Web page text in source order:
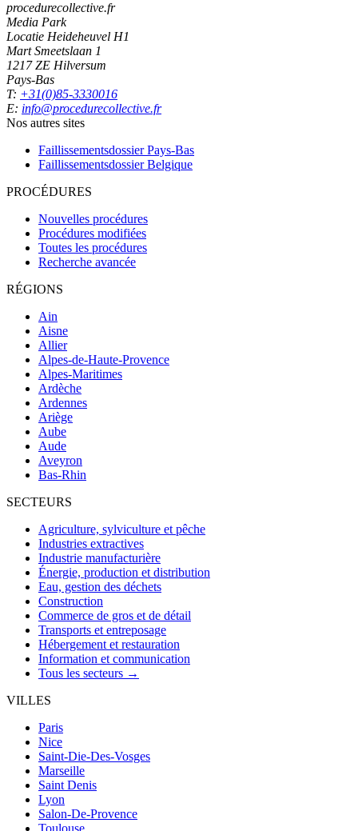
procedurecollective.fr
Media Park
Locatie Heideheuvel H1
Mart Smeetslaan 1
1217 ZE Hilversum
Pays-Bas
T: +31(0)85-3330016
E: info@procedurecollective.fr
Nos autres sites
Faillissementsdossier Pays-Bas
Faillissementsdossier Belgique
PROCÉDURES
Nouvelles procédures
Procédures modifiées
Toutes les procédures
Recherche avancée
RÉGIONS
Ain
Aisne
Allier
Alpes-de-Haute-Provence
Alpes-Maritimes
Ardèche
Ardennes
Ariège
Aube
Aude
Aveyron
Bas-Rhin
SECTEURS
Agriculture, sylviculture et pêche
Industries extractives
Industrie manufacturière
Énergie, production et distribution
Eau, gestion des déchets
Construction
Commerce de gros et de détail
Transports et entreposage
Hébergement et restauration
Information et communication
Tous les secteurs →
VILLES
Paris
Nice
Saint-Die-Des-Vosges
Marseille
Saint Denis
Lyon
Salon-De-Provence
Toulouse